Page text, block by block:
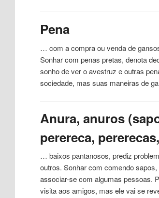
Pena
… com a compra ou venda de
Sonhar com penaspretas, denota
sonho de ver o avestruz e outras
sociedade, mas suas maneiras de
Anura, anuros
perereca,
… baixos pantanosos, prediz
outros. Sonhar comcomendosapos,
associar-se com algumas pessoas.
visita aos amigos, mas ele vai se